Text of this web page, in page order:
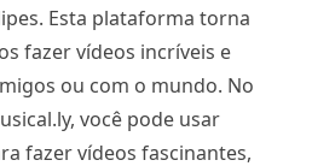
Esta plataforma torna
fazer vídeos incríveis e
ou com o mundo. No
você pode usar
fazer vídeos fascinantes,